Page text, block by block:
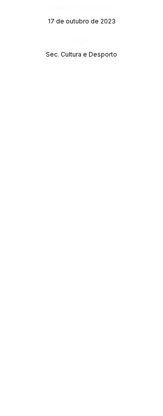
17 de outubro de 2023
Sec. Cultura e Desporto